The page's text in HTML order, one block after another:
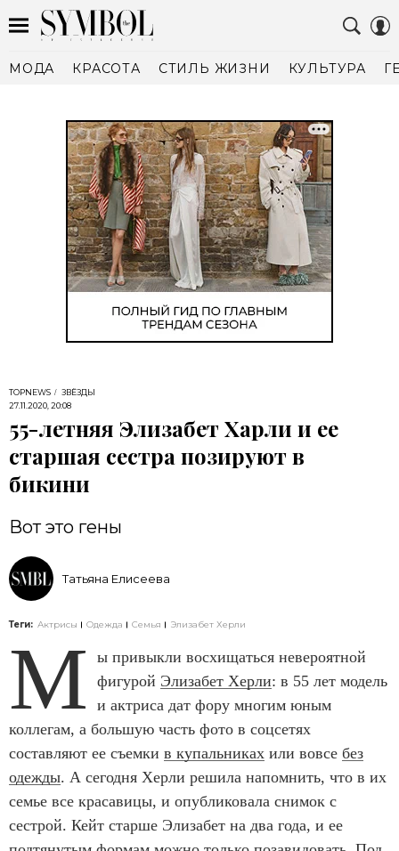
МОДА КРАСОТА СТИЛЬ ЖИЗНИ КУЛЬТУРА
TOPNEWS
ЗВЁЗДЫ
27.11.2020, 20:08
55-летняя Элизабет Харли и ее
старшая сестра позируют в
бикини
Вот это гены
Татьяна Елисеева
Теги: Актрисы Одежда Семья Элизабет Херли
М
ы привыкли восхищаться невероятной
фигурой Элизабет Херли: в 55 лет модель
и актриса дат фору многим юным
коллегам, а большую часть фото в соцсетях
составляют ее съемки в купальниках или вовсе без
одежды. А сегодня Херли решила напомнить, что в их
семье все красавицы, и опубликовала снимок с
сестрой. Кейт старше Элизабет на два года, и ее